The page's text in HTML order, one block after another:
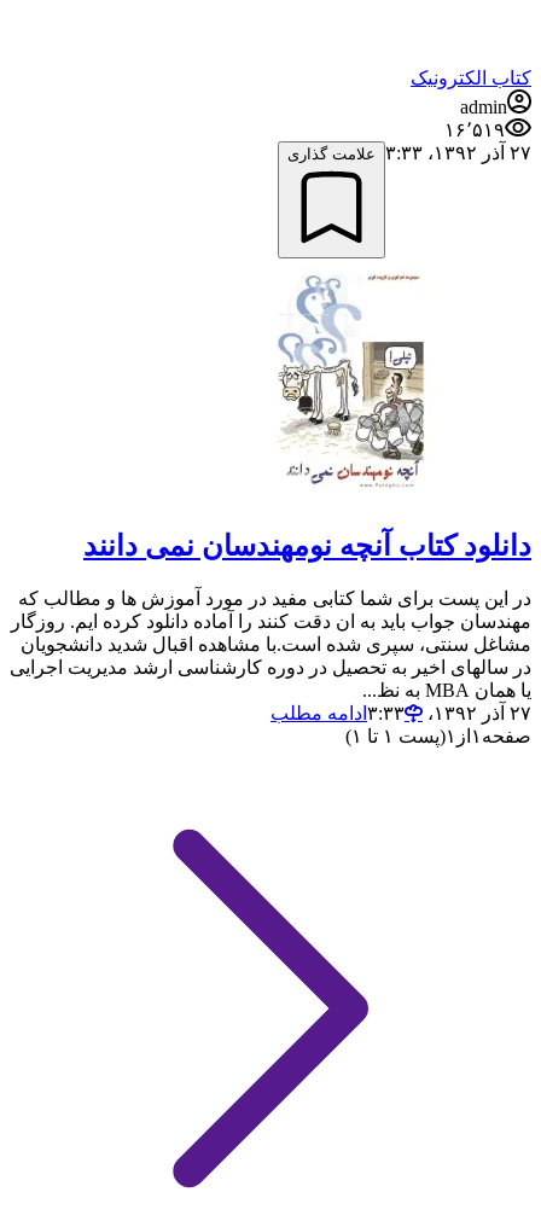
کتاب الکترونیک
admin
۱۶٬۵۱۹
۲۷ آذر ۱۳۹۲،‏ ۳:۳۳
علامت گذاری
دانلود کتاب آنچه نومهندسان نمی دانند
در این پست برای شما کتابی مفید در مورد آموزش ها و مطالب که
مهندسان جواب باید به ان دقت کنند را آماده دانلود کرده ایم. روزگار
مشاغل سنتی، سپری شده است.با مشاهده اقبال شدید دانشجویان
در سالهای اخیر به تحصیل در دوره کارشناسی ارشد مدیریت اجرایی
یا همان MBA به نظ...
۲۷ آذر ۱۳۹۲،‏ ۳:۳۳
ادامه مطلب
صفحه ۱ از ۱(پست ۱ تا ۱)